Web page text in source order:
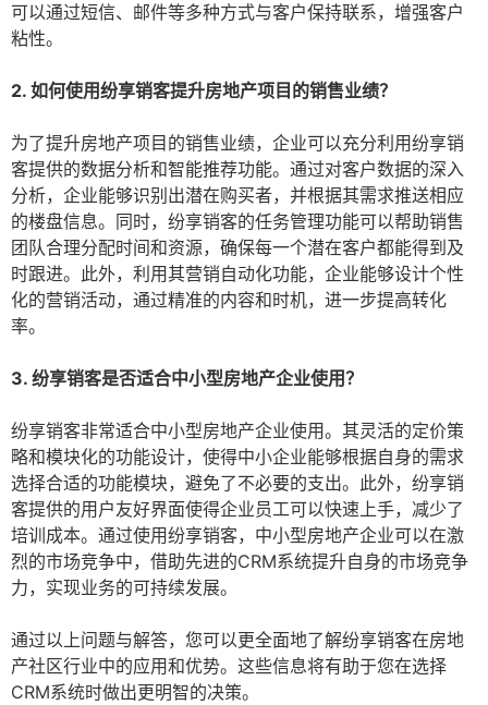
可以通过短信、邮件等多种方式与客户保持联系，增强客户
粘性。
2. 如何使用纷享销客提升房地产项目的销售业绩？
为了提升房地产项目的销售业绩，企业可以充分利用纷享销
客提供的数据分析和智能推荐功能。通过对客户数据的深入
分析，企业能够识别出潜在购买者，并根据其需求推送相应
的楼盘信息。同时，纷享销客的任务管理功能可以帮助销售
团队合理分配时间和资源，确保每一个潜在客户都能得到及
时跟进。此外，利用其营销自动化功能，企业能够设计个性
化的营销活动，通过精准的内容和时机，进一步提高转化
率。
3. 纷享销客是否适合中小型房地产企业使用？
纷享销客非常适合中小型房地产企业使用。其灵活的定价策
略和模块化的功能设计，使得中小企业能够根据自身的需求
选择合适的功能模块，避免了不必要的支出。此外，纷享销
客提供的用户友好界面使得企业员工可以快速上手，减少了
培训成本。通过使用纷享销客，中小型房地产企业可以在激
烈的市场竞争中，借助先进的CRM系统提升自身的市场竞争
力，实现业务的可持续发展。
通过以上问题与解答，您可以更全面地了解纷享销客在房地
产社区行业中的应用和优势。这些信息将有助于您在选择
CRM系统时做出更明智的决策。